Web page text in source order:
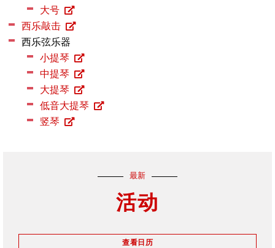
大号
西乐敲击
西乐弦乐器
小提琴
中提琴
大提琴
低音大提琴
竖琴
最新
活动
查看日历